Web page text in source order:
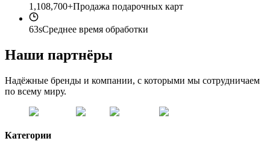
1,108,700+Продажа подарочных карт
63sСреднее время обработки
Наши партнёры
Надёжные бренды и компании, с которыми мы сотрудничаем
по всему миру.
Категории